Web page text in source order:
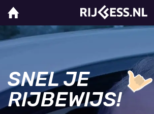
SNEL JE
RIJBEWIJS!